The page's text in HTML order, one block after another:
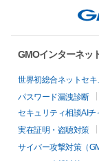
GMOインターネッ
世界初総合ネットセキ
パスワード漏洩診断
セキュリティ相談AIチ
実在証明・盗聴対策
サイバー攻撃対策（